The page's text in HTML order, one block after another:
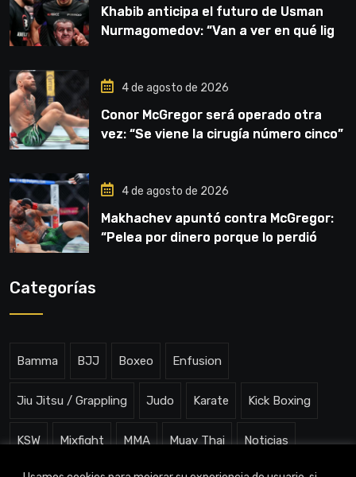
Khabib anticipa el futuro de Usman
Nurmagomedov: “Van a ver en qué liga
4 de agosto de 2026
Conor McGregor será operado otra
vez: “Se viene la cirugía número cinco”
4 de agosto de 2026
Makhachev apuntó contra McGregor:
“Pelea por dinero porque lo perdió
Categorías
Bamma BJJ Boxeo Enfusion
Jiu Jitsu / Grappling Judo Karate Kick Boxing
KSW Mixfight MMA Muay Thai Noticias